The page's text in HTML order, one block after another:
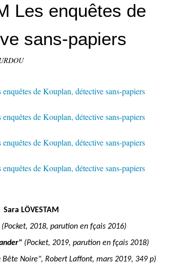
Les enquêtes de
sans-papiers
Sara LÖVESTAM
(Pocket, 2018, parution en fçais 2016)
(Pocket, 2019, parution en fçais 2018)
Bête Noire", Robert Laffont, mars 2019, 349 p)